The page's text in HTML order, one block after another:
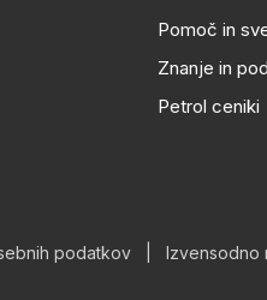
Pomoč in
Znanje in
Petrol ceniki
podatkov Izvensodno